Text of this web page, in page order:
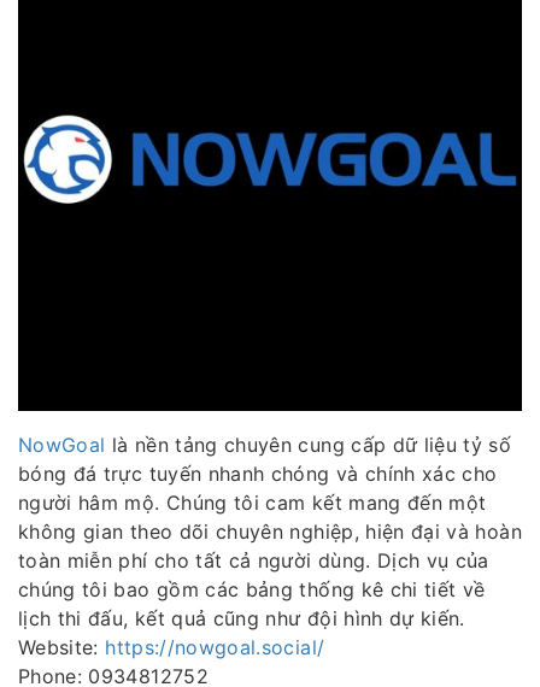
NowGoal là nền tảng chuyên cung cấp dữ liệu tỷ số
bóng đá trực tuyến nhanh chóng và chính xác cho
người hâm mộ. Chúng tôi cam kết mang đến một
không gian theo dõi chuyên nghiệp, hiện đại và hoàn
toàn miễn phí cho tất cả người dùng. Dịch vụ của
chúng tôi bao gồm các bảng thống kê chi tiết về
lịch thi đấu, kết quả cũng như đội hình dự kiến.
Website: https://nowgoal.social/
Phone: 0934812752